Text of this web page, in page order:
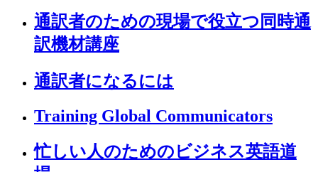
通訳者のための現場で役立つ同時通
訳機材講座
通訳者になるには
Training Global Communicators
忙しい人のためのビジネス英語道